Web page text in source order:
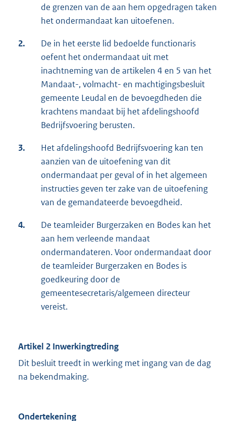
de grenzen van de aan hem opgedragen taken
het ondermandaat kan uitoefenen.
2.
De in het eerste lid bedoelde functionaris
oefent het ondermandaat uit met
inachtneming van de artikelen 4 en 5 van het
Mandaat-, volmacht- en machtigingsbesluit
gemeente Leudal en de bevoegdheden die
krachtens mandaat bij het afdelingshoofd
Bedrijfsvoering berusten.
3.
Het afdelingshoofd Bedrijfsvoering kan ten
aanzien van de uitoefening van dit
ondermandaat per geval of in het algemeen
instructies geven ter zake van de uitoefening
van de gemandateerde bevoegdheid.
4.
De teamleider Burgerzaken en Bodes kan het
aan hem verleende mandaat
ondermandateren. Voor ondermandaat door
de teamleider Burgerzaken en Bodes is
goedkeuring door de
gemeentesecretaris/algemeen directeur
vereist.
Artikel 2 Inwerkingtreding
Dit besluit treedt in werking met ingang van de dag
na bekendmaking.
Ondertekening